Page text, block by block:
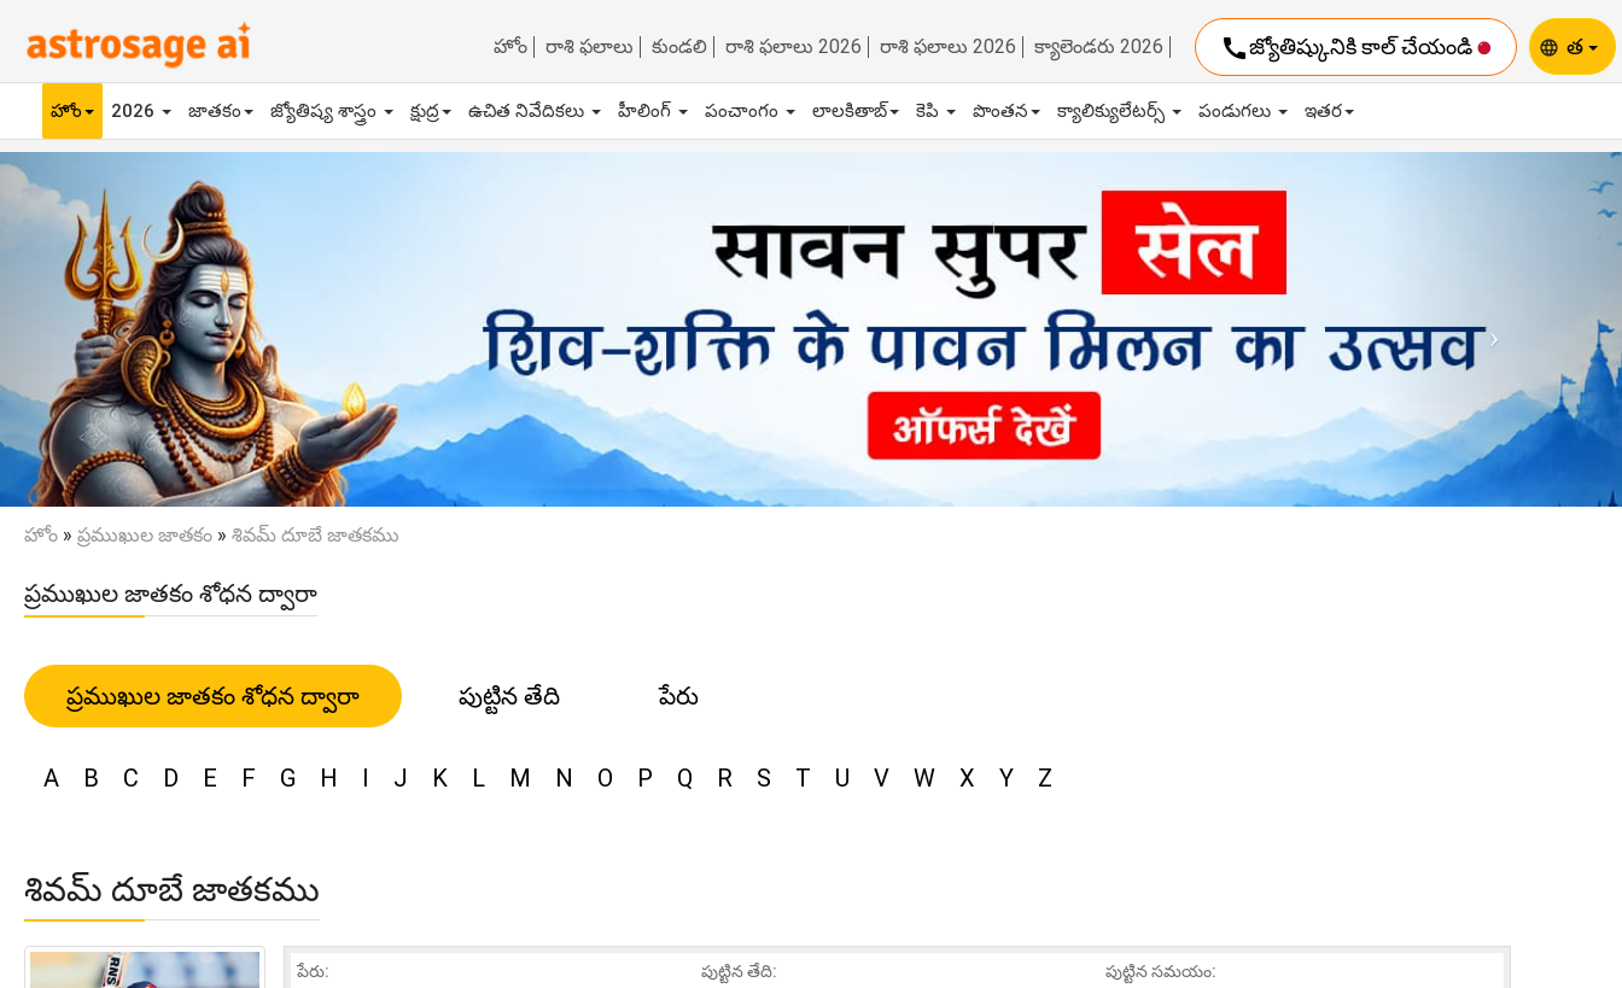
హోం రాశి ఫలాలు కుండలి రాశి ఫలాలు 2026 రాశి ఫలాలు 2026 క్యాలెండరు 2026 callజ్యోతిష్కునికి కాల్ చేయండి language త
హోం 2026 జాతకం జ్యోతిష్య శాస్త్రం క్షుద్ర ఉచిత నివేదికలు హీలింగ్ పంచాంగం లాలకితాబ్ కెపి పొంతన క్యాలిక్యులేటర్స్ పండుగలు ఇతర
Previous
హోం » ప్రముఖుల జాతకం » శివమ్ దూబే జాతకము
ప్రముఖుల జాతకం శోధన ద్వారా
ప్రముఖుల జాతకం శోధన ద్వారా పుట్టిన తేది పేరు
A B C D E F G H I J K L M N O P Q R S T U V W X Y Z
శివమ్ దూబే జాతకము
పేరు: పుట్టిన తేది: పుట్టిన సమయం: